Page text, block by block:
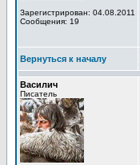
Зарегистрирован: 04.08.2011
Сообщения: 19
Вернуться к началу
Василич
Писатель